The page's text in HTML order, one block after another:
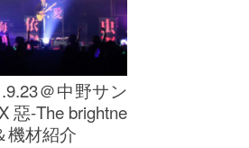
＠中野サン
惡-The brightne
機材紹介